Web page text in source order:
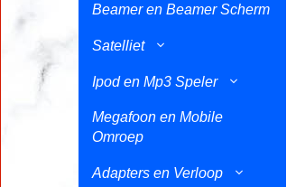
Beamer en Beamer Scherm
Satelliet
Ipod en Mp3 Speler
Megafoon en Mobile
Omroep
Adapters en Verloop